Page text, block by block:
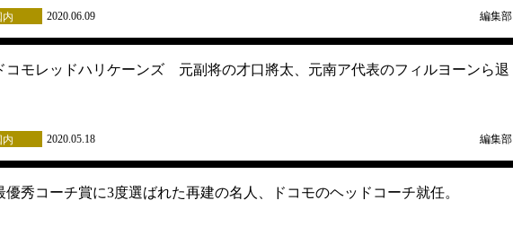
内 2020.06.09 編集部
コモレッドハリケーンズ 元副将の才口將太、元南ア代表のフィルヨーンら退
内 2020.05.18 編集部
優秀コーチ賞に3度選ばれた再建の名人、ドコモのヘッドコーチ就任。